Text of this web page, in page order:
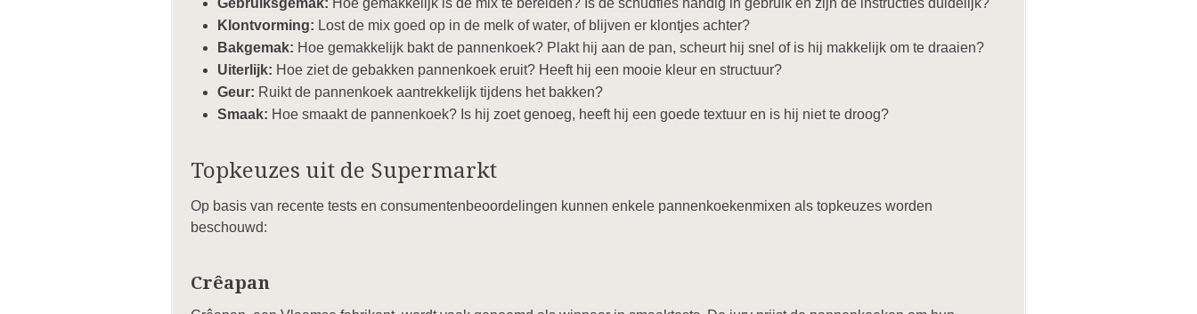
Gebruiksgemak: Hoe gemakkelijk is de mix te bereiden? Is de schudfles handig in gebruik en zijn de instructies duidelijk?
Klontvorming: Lost de mix goed op in de melk of water, of blijven er klontjes achter?
Bakgemak: Hoe gemakkelijk bakt de pannenkoek? Plakt hij aan de pan, scheurt hij snel of is hij makkelijk om te draaien?
Uiterlijk: Hoe ziet de gebakken pannenkoek eruit? Heeft hij een mooie kleur en structuur?
Geur: Ruikt de pannenkoek aantrekkelijk tijdens het bakken?
Smaak: Hoe smaakt de pannenkoek? Is hij zoet genoeg, heeft hij een goede textuur en is hij niet te droog?
Topkeuzes uit de Supermarkt
Op basis van recente tests en consumentenbeoordelingen kunnen enkele pannenkoekenmixen als topkeuzes worden
beschouwd:
Crêapan